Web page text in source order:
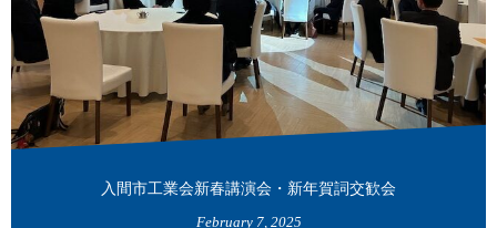
入間市工業会新春講演会・新年賀詞交歓会
February 7, 2025